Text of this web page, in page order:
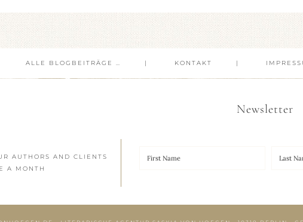
ALLE BLOGBEITRÄGE … KONTAKT
Newsletter
AUTHORS AND CLIENTS
A MONTH